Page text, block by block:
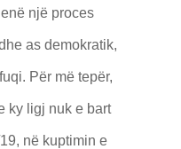
një proces
as demokratik,
Për më tepër,
ky ligj nuk e bart
në kuptimin e